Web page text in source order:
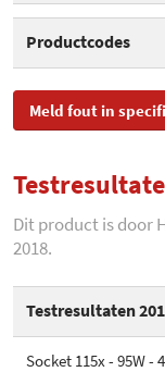
Socket 1200
Socket 1366
Socket FM1/FM2/
Socket AM1
Optioneel (extra) fan
plaatsbaar?
Extra weerstand
RPM Min.
RPM Max.
Luchtverplaatsing
Luchtverplaatsing
Materiaal
Radiator maat
Productcodes
SKU
Toegevoegd aan
Meld fout in
Dit product is door
2018.
Testresultaten
Socket 115x - 95W -